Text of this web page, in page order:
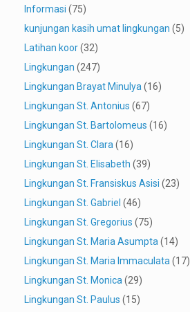
Informasi (75)
kunjungan kasih umat lingkungan (5)
Latihan koor(32)
Lingkungan (247)
Lingkungan Brayat Minulya (16)
Lingkungan St. Antonius (67)
Lingkungan St. Bartolomeus (16)
Lingkungan St. Clara (16)
Lingkungan St. Elisabeth (39)
Lingkungan St. Fransiskus Asisi (23)
Lingkungan St. Gabriel (46)
Lingkungan St. Gregorius (75)
Lingkungan St. Maria Asumpta (14)
Lingkungan St. Maria Immaculata (17)
Lingkungan St. Monica (29)
Lingkungan St. Paulus (15)